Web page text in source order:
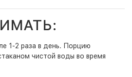
1-2 раза в день. Порцию
чистой воды во время